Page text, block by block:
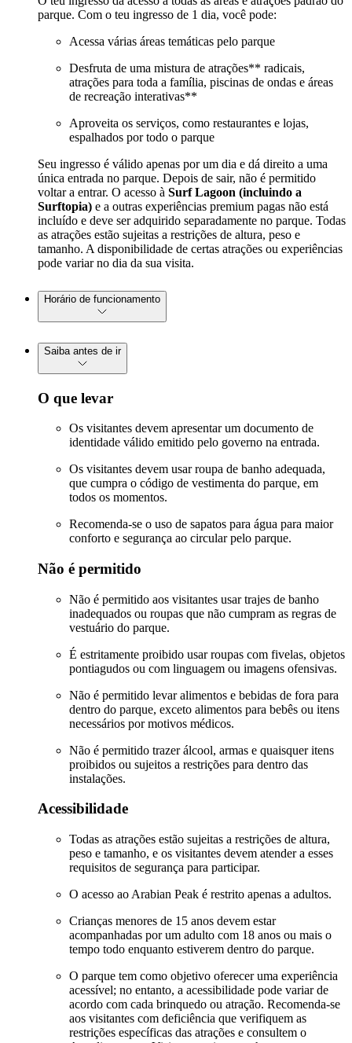
parque. Com o teu ingresso de 1 dia, você pode:
Acessa várias áreas temáticas pelo parque
Desfruta de uma mistura de atrações** radicais,
atrações para toda a família, piscinas de ondas e áreas
de recreação interativas**
Aproveita os serviços, como restaurantes e lojas,
espalhados por todo o parque
Seu ingresso é válido apenas por um dia e dá direito a uma
única entrada no parque. Depois de sair, não é permitido
voltar a entrar. O acesso à Surf Lagoon (incluindo a
Surftopia) e a outras experiências premium pagas não está
incluído e deve ser adquirido separadamente no parque. Todas
as atrações estão sujeitas a restrições de altura, peso e
tamanho. A disponibilidade de certas atrações ou experiências
pode variar no dia da sua visita.
Horário de funcionamento
Saiba antes de ir
O que levar
Os visitantes devem apresentar um documento de
identidade válido emitido pelo governo na entrada.
Os visitantes devem usar roupa de banho adequada,
que cumpra o código de vestimenta do parque, em
todos os momentos.
Recomenda-se o uso de sapatos para água para maior
conforto e segurança ao circular pelo parque.
Não é permitido
Não é permitido aos visitantes usar trajes de banho
inadequados ou roupas que não cumpram as regras de
vestuário do parque.
É estritamente proibido usar roupas com fivelas, objetos
pontiagudos ou com linguagem ou imagens ofensivas.
Não é permitido levar alimentos e bebidas de fora para
dentro do parque, exceto alimentos para bebês ou itens
necessários por motivos médicos.
Não é permitido trazer álcool, armas e quaisquer itens
proibidos ou sujeitos a restrições para dentro das
instalações.
Acessibilidade
Todas as atrações estão sujeitas a restrições de altura,
peso e tamanho, e os visitantes devem atender a esses
requisitos de segurança para participar.
O acesso ao Arabian Peak é restrito apenas a adultos.
Crianças menores de 15 anos devem estar
acompanhadas por um adulto com 18 anos ou mais o
tempo todo enquanto estiverem dentro do parque.
O parque tem como objetivo oferecer uma experiência
acessível; no entanto, a acessibilidade pode variar de
acordo com cada brinquedo ou atração. Recomenda-se
aos visitantes com deficiência que verifiquem as
restrições específicas das atrações e consultem o